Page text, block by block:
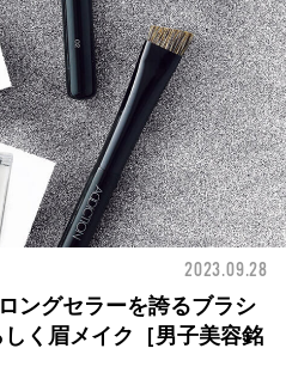
2023.09.28
ングセラーを誇るブラシ
く眉メイク［男子美容銘